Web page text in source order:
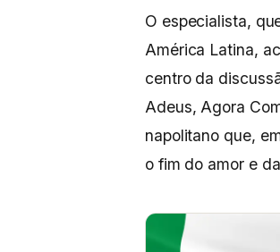
O especialista,
América Latina,
centro da
Adeus, Agora
napolitano que,
o fim do amor e